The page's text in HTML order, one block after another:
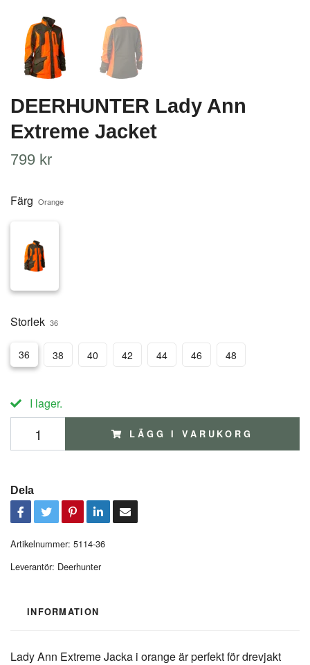
DEERHUNTER Lady Ann
Extreme Jacket
799 kr
Färg Orange
Storlek 36
36 38 40 42 44 46 48
I lager.
LÄGG I VARUKORG
Dela
Artikelnummer: 5114-36
Leverantör: Deerhunter
INFORMATION
Lady Ann Extreme Jacka i orange är perfekt för drevjakt